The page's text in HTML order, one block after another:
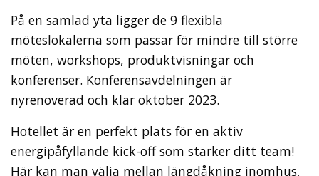
På en samlad yta ligger de 9 flexibla
möteslokalerna som passar för mindre till större
möten, workshops, produktvisningar och
konferenser. Konferensavdelningen är
nyrenoverad och klar oktober 2023.
Hotellet är en perfekt plats för en aktiv
energipåfyllande kick-off som stärker ditt team!
Här kan man välja mellan längdåkning inomhus,